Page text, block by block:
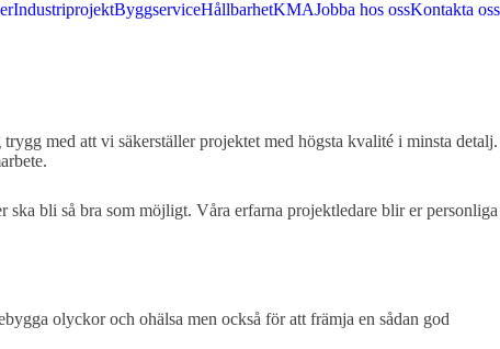
IndustriprojektByggserviceHållbarhetKMAJobba hos ossKontakta oss
med att vi säkerställer projektet med högsta kvalité i minsta detalj.
ska bli så bra som möjligt. Våra erfarna projektledare blir er personliga
olyckor och ohälsa men också för att främja en sådan god